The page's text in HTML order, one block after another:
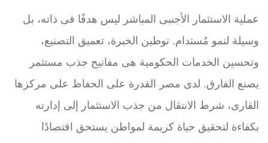
عملية الاستثمار الأجنبى المباشر ليس هدفًا فى ذاته، بل
وسيلة لنمو مُستدام. توطين الخبرة، تعميق التصنيع،
وتحسين الخدمات الحكومية هى مفاتيح جذب مستثمر
يصنع الفارق. لدى مصر القدرة على الحفاظ على مركزها
القارى، شرط الانتقال من جذب الاستثمار إلى إدارته
بكفاءة لتحقيق حياة كريمة لمواطن يستحق اقتصادًا